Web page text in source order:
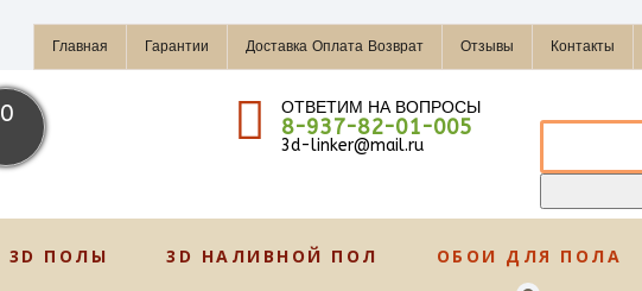
Главная Гарантии Доставка Оплата Возврат Отзывы Контакты
0 ОТВЕТИМ НА ВОПРОСЫ
8-937-82-01-005
3d-linker@mail.ru
3D ПОЛЫ 3D НАЛИВНОЙ ПОЛ ОБОИ ДЛЯ ПОЛА